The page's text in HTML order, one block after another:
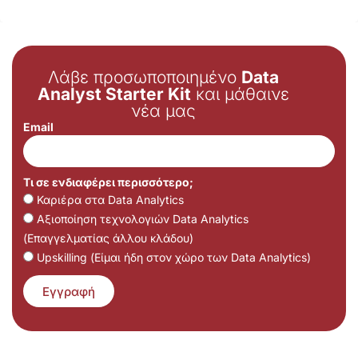
Λάβε προσωποποιημένο Data
Analyst Starter Kit και μάθαινε
νέα μας
Email
Τι σε ενδιαφέρει περισσότερο;
Καριέρα στα Data Analytics
Αξιοποίηση τεχνολογιών Data Analytics
(Επαγγελματίας άλλου κλάδου)
Upskilling (Είμαι ήδη στον χώρο των Data Analytics)
Εγγραφή